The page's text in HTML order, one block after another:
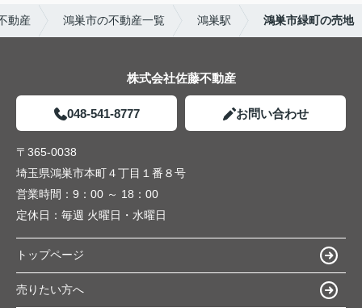
動産 鴻巣市の不動産一覧 鴻巣駅 鴻巣市緑町の売地
株式会社佐藤不動産
048-541-8777 お問い合わせ
〒365-0038
埼玉県鴻巣市本町４丁目１番８号
営業時間： 9：00 ～ 18：00
定休日： 毎週 火曜日・水曜日
トップページ
売りたい方へ